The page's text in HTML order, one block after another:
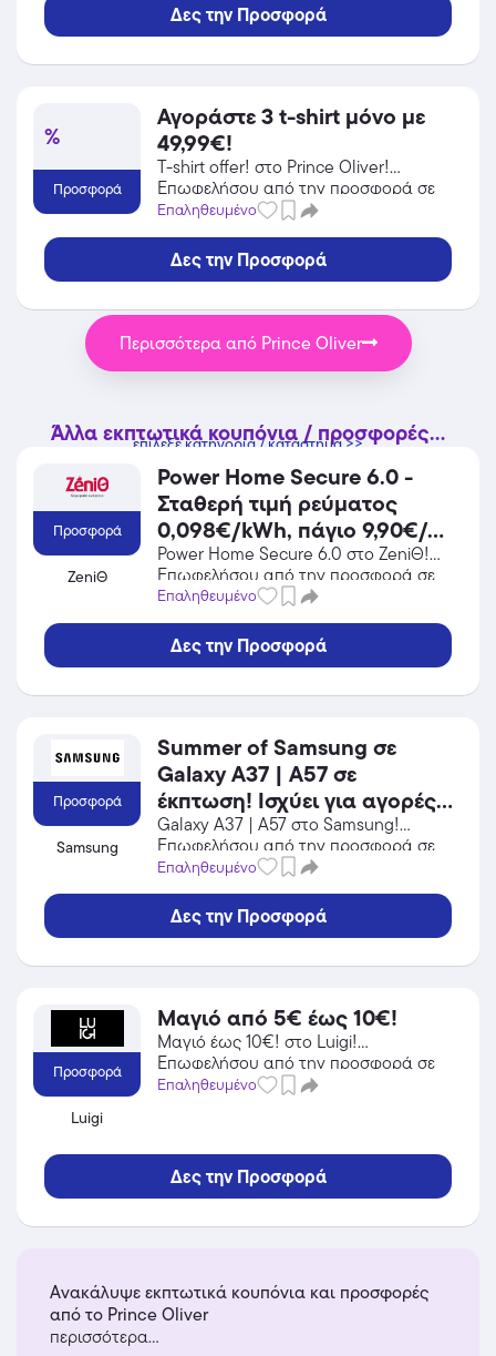
Ανακάλυψε εκπτωτικά κουπόνια και προσφορές
από το Prince Oliver
περισσότερα...
Δες την Προσφορά
%
Προσφορά
Αγοράστε 3 t-shirt μόνο με
49,99€!
T-shirt offer! στο Prince Oliver!
Επωφελήσου από την προσφορά σε
Ένδυση του Prince Oliver και κέρδισε
Επαληθευμένο
Δες την Προσφορά
Περισσότερα από Prince Oliver
Άλλα εκπτωτικά κουπόνια / προσφορές...
επίλεξε κατηγορία / κατάστημα >>
Προσφορά
ZeniΘ
Power Home Secure 6.0 -
Σταθερή τιμή ρεύματος
0,098€/kWh, πάγιο 9,90€/
μήνα & δώρο Κάρτα Υγείας
ΕΥ ΖΗΝ 150€!
Power Home Secure 6.0 στο ZeniΘ!
Επωφελήσου από την προσφορά σε
Ενέργεια / Φωτοβολταϊκά του ZeniΘ
Επαληθευμένο
Δες την Προσφορά
Προσφορά
Samsung
Summer of Samsung σε
Galaxy A37 | A57 σε
έκπτωση! Ισχύει για αγορές
έως 31/08/2026.
Galaxy A37 | A57 στο Samsung!
Επωφελήσου από την προσφορά σε
Gadgets του Samsung και κέρδισε
από τις εκπτώσεις!
Επαληθευμένο
Δες την Προσφορά
Προσφορά
Luigi
Μαγιό από 5€ έως 10€!
Μαγιό έως 10€! στο Luigi!
Επωφελήσου από την προσφορά σε
Ένδυση του Luigi και κέρδισε από τις
Επαληθευμένο
Δες την Προσφορά